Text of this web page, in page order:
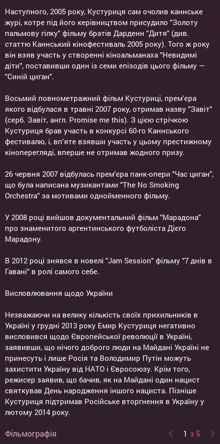
Наступного, 2005 року, Кустуриця сам очолив каннське
журі, котре під його керівництвом присудило "Золоту
пальмову гілку" фільму братів Дарденн "Дитя" (див.
статтю Каннський кінофестиваль 2005 року). Того ж року
він взяв участь у створенні кіноальманаха "Невидимі
діти", поставивши один із семи епізодів цього фільму —
"Синій циган".
Восьмий повнометражний фільм Кустуриці, прем'єра
якого відбулася в травні 2007 року, отримав назву "Завіт"
(серб. Завіт, англ. Promise me this). З цією стрічкою
Кустуриця брав участь в конкурсі 60-го Каннського
фестивалю, і, вп'яте взявши участь у цьому престижному
кіноперегляді, вперше не отримав жодного призу.
26 червня 2007 відбулась прем'єра панк-опери "Час циган",
що була написана музикантами "The No Smoking
Orchestra" за мотивами однойменного фільму.
У 2008 році вийшов документальний фільм "Марадона"
про знаменитого аргентинського футболіста Дієго
Марадону.
В 2012 році знявся в новелі "Jam Session" фільму "7 днів в
Гавані" в ролі самого себе.
Висловлювання щодо України
Незважаючи на велику кількість своїх прихильників в
Україні у грудні 2013 року Емир Кустуриця негативно
висловився щодо Європейської революції в Україні,
заявивши, що нічого доброго люди на Майдані Україні не
принесуть і лише Росія та Володимир Путін можуть
захистити Україну від НАТО і Євросоюзу. Крім того,
режисер заявив, що бачив, як на Майдані один нацист
святкував День народження іншого нациста. Пізніше
Кустуриця підтримав Російське вторгнення в Україну у
лютому 2014 року.
Фільмографія 1 з 5